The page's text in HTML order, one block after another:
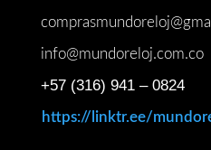
info@mundoreloj.com.co
+57 (316) 941 – 0824
https://linktr.ee/